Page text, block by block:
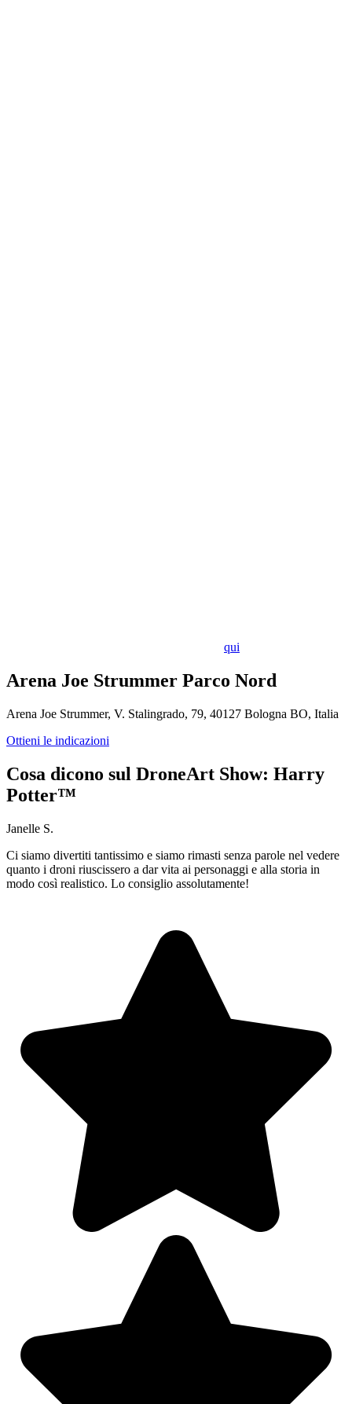
qui
Arena Joe Strummer Parco Nord
Arena Joe Strummer, V. Stalingrado, 79, 40127 Bologna BO, Italia
Ottieni le indicazioni
Cosa dicono sul DroneArt Show: Harry
Potter™
Janelle S.
Ci siamo divertiti tantissimo e siamo rimasti senza parole nel vedere
quanto i droni riuscissero a dar vita ai personaggi e alla storia in
modo così realistico. Lo consiglio assolutamente!